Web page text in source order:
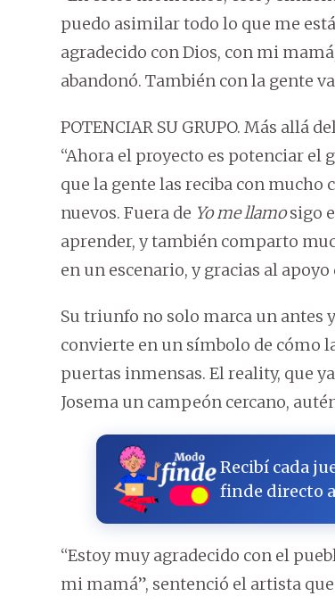
puedo asimilar todo lo que me
agradecido con Dios, con mi
abandonó. También con la gente
POTENCIAR SU GRUPO. Más allá
“Ahora el proyecto es potenciar el
que la gente las reciba con mucho
nuevos. Fuera de Yo me llamosigo
aprender, y también comparto
en un escenario, y gracias al
Su triunfo no solo marca un antes
convierte en un símbolo de cómo
puertas inmensas. El reality, que
Josema un campeón cercano,
Recibí cada
finde directo
“Estoy muy agradecido con el
mi mamá”, sentenció el artista